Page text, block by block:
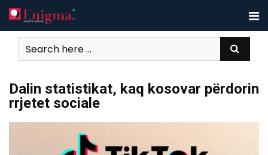
Skip
to
content
Dalin statistikat, kaq kosovar përdorin
rrjetet sociale